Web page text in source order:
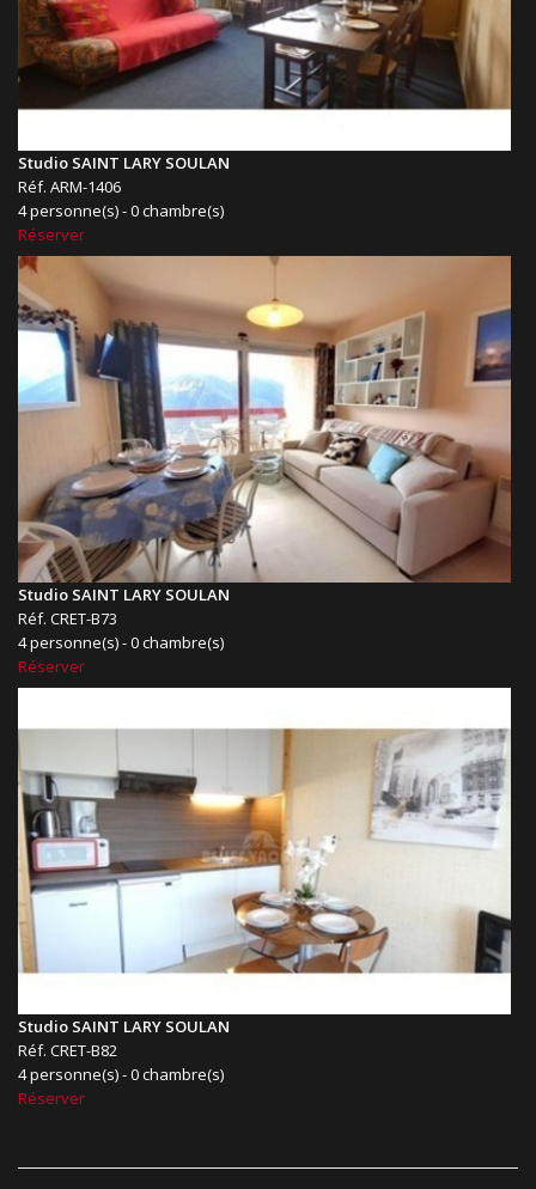
Studio SAINT LARY SOULAN
Réf. ARM-1406
4 personne(s) - 0 chambre(s)
Réserver
Studio SAINT LARY SOULAN
Réf. CRET-B73
4 personne(s) - 0 chambre(s)
Réserver
Studio SAINT LARY SOULAN
Réf. CRET-B82
4 personne(s) - 0 chambre(s)
Réserver